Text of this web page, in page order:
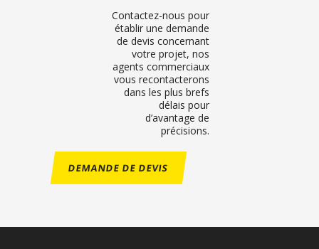
Contactez-nous pour
établir une demande
de devis concernant
votre projet, nos
agents commerciaux
vous recontacterons
dans les plus brefs
délais pour
d’avantage de
précisions.
DEMANDE DE DEVIS